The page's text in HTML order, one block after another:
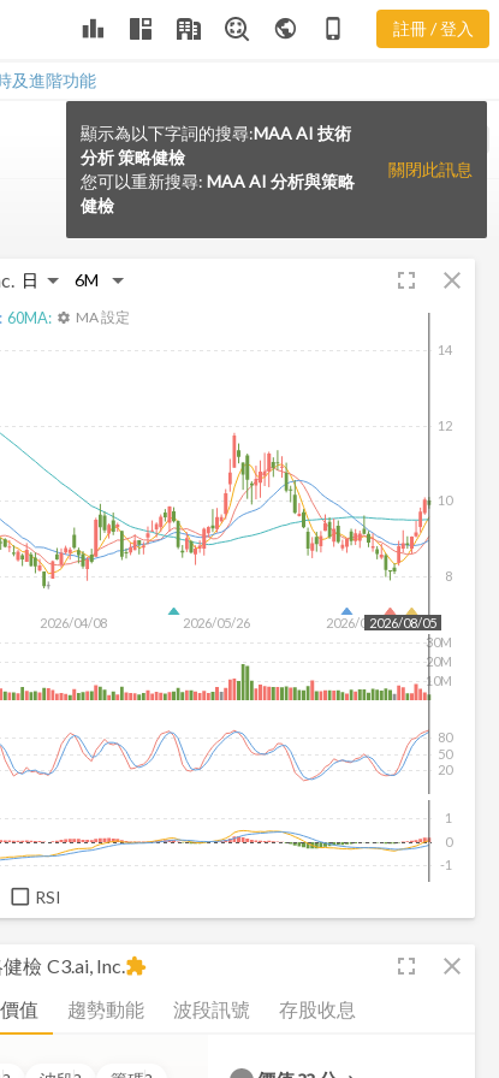
leaderboard public phone_iphone 註冊 / 登入
及進階功能
顯示為以下字詞的搜尋:MAA AI 技術
分析 策略健檢
您可以重新搜尋: MAA AI 分析與策略
健檢
關閉此訊息
fullscreen close
2026/04/08 2026/05/26 2026/07/14
8
10
12
14
2026/08/05
10M
20M
30M
60MA: settings MA 設定
20
50
80
-1
0
1
RSI
檢 C3.ai, Inc. fullscreen close
extension
值 趨勢動能 波段訊號 存股收息